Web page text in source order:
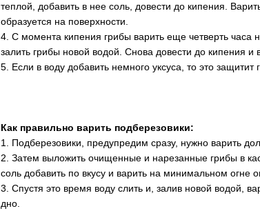
теплой, добавить в нее соль, довести до кипения.
образуется на поверхности.
4. С момента кипения грибы варить еще четверть часа
залить грибы новой водой. Снова довести до кипения и
5. Если в воду добавить немного уксуса, то это защитит
Как правильно варить подберезовики:
1. Подберезовики, предупредим сразу, нужно варить
2. Затем выложить очищенные и нарезанные грибы в
соль добавить по вкусу и варить на минимальном огне
3. Спустя это время воду слить и, залив новой водой,
дно.